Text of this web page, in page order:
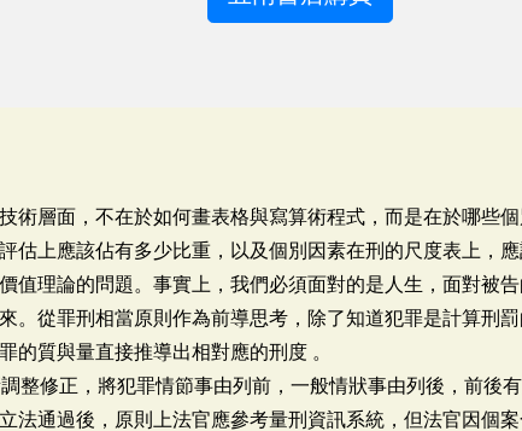
術層面，不在於如何畫表格與寫算術程式，而是在於哪些
估上應該佔有多少比重，以及個別因素在刑的尺度表上，
值理論的問題。事實上，我們必須面對的是人生，面對被
。從罪刑相當原則作為前導思考，除了知道犯罪是計算刑
的質與量直接推導出相對應的刑度 。
整修正，將犯罪情節事由列前，一般情狀事由列後，前後
法通過後，原則上法官應參考量刑資訊系統，但法官因個